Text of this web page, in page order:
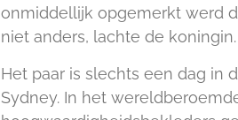
onmiddellijk opgemerkt werd
niet anders, lachte de koningin.
Het paar is slechts een dag in
Sydney. In het